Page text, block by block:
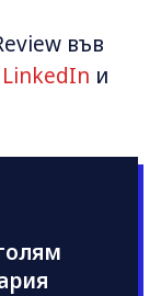
във
LinkedIn и